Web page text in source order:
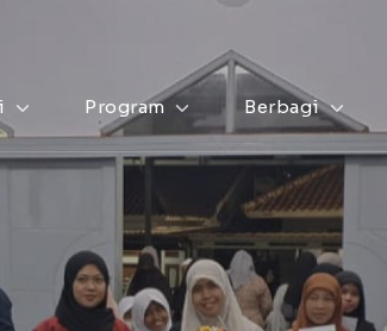
Program Berbagi